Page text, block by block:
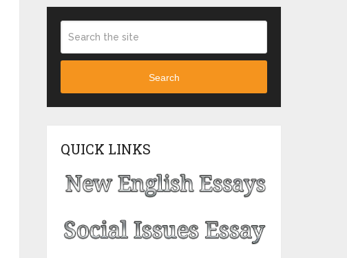
Search
QUICK LINKS